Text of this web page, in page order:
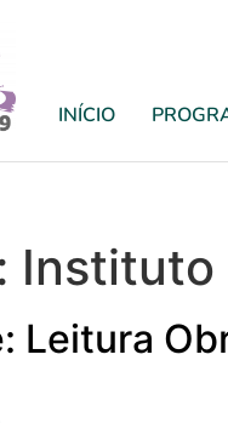
INÍCIO
Instituto
Leitura